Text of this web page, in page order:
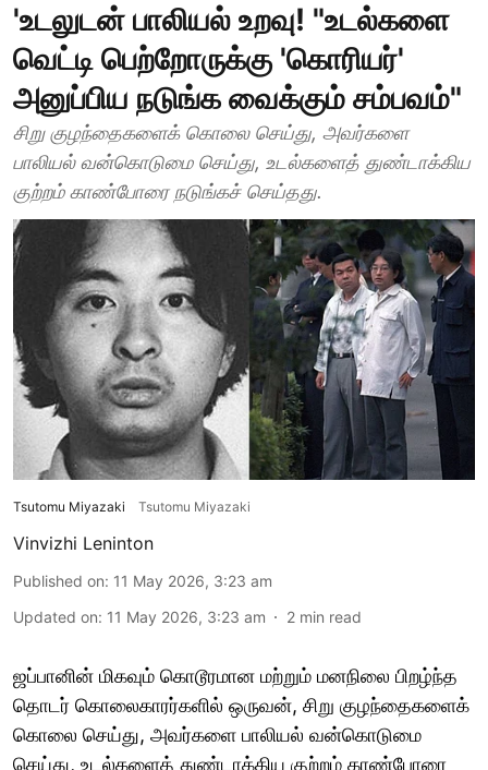
'உடலுடன் பாலியல் உறவு! "உடல்களை
வெட்டி பெற்றோருக்கு 'கொரியர்'
அனுப்பிய நடுங்க வைக்கும் சம்பவம்"
சிறு குழந்தைகளைக் கொலை செய்து, அவர்களை
பாலியல் வன்கொடுமை செய்து, உடல்களைத் துண்டாக்கிய
குற்றம் காண்போரை நடுங்கச் செய்தது.
Tsutomu Miyazaki Tsutomu Miyazaki
Vinvizhi Leninton
Published on: 11 May 2026, 3:23 am
Updated on: 11 May 2026, 3:23 am 2 min read
ஜப்பானின் மிகவும் கொடூரமான மற்றும் மனநிலை பிறழ்ந்த
தொடர் கொலைகாரர்களில் ஒருவன், சிறு குழந்தைகளைக்
கொலை செய்து, அவர்களை பாலியல் வன்கொடுமை
செய்து, உடல்களைத் துண்டாக்கிய குற்றம் காண்போரை